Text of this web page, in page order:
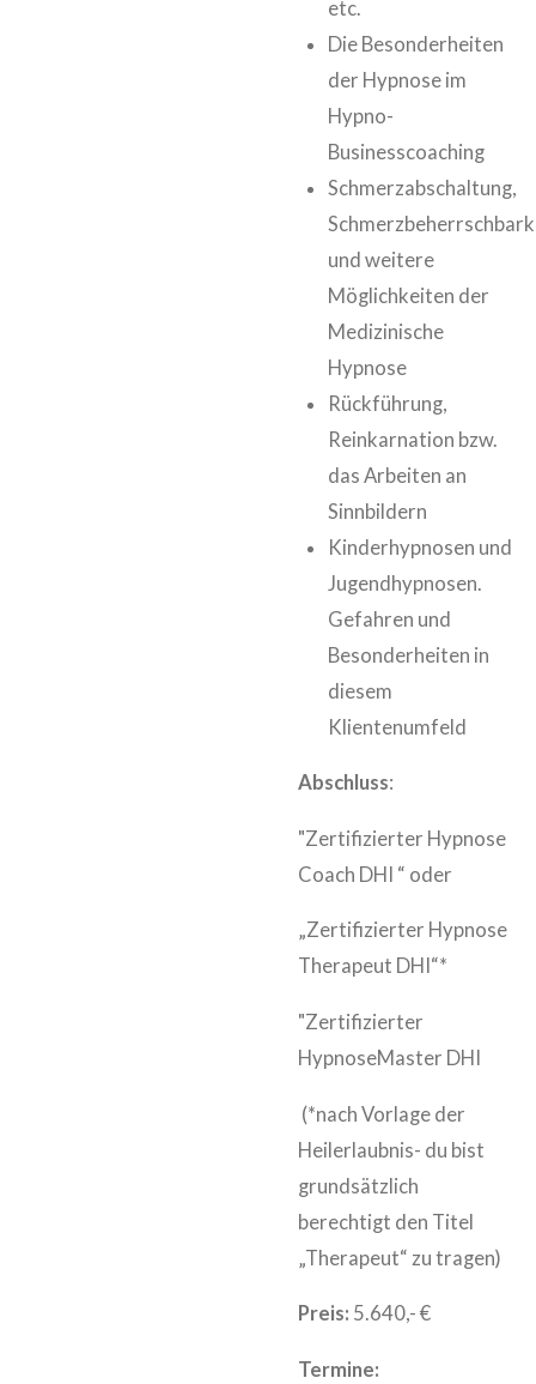
etc.
Die Besonderheiten
der Hypnose im
Hypno-
Businesscoaching
Schmerzabschaltung,
und weitere
Möglichkeiten der
Medizinische
Hypnose
Rückführung,
Reinkarnation bzw.
das Arbeiten an
Sinnbildern
Kinderhypnosen und
Jugendhypnosen.
Gefahren und
Besonderheiten in
diesem
Klientenumfeld
Abschluss:
"Zertifizierter Hypnose
Coach DHI “ oder
„Zertifizierter Hypnose
Therapeut DHI“*
"Zertifizierter
HypnoseMaster DHI
(*nach Vorlage der
Heilerlaubnis- du bist
grundsätzlich
berechtigt den Titel
„Therapeut“ zu tragen)
Preis: 5.640,- €
Termine: